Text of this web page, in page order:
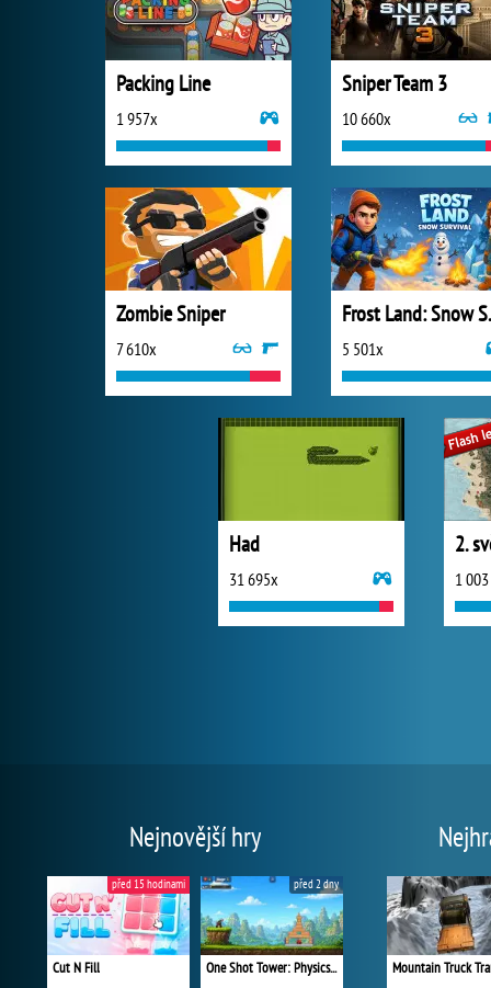
Packing Line
1 957x
Sniper Team 3
10 660x
Zombie Sniper
7 610x 5 501x
Had
31 695x
2.
1
Nejnovější hry
Cut N Fill
před 15 hodinami
One Shot Tower: Physics Destroyer
před 2 dny
Mountain Truck